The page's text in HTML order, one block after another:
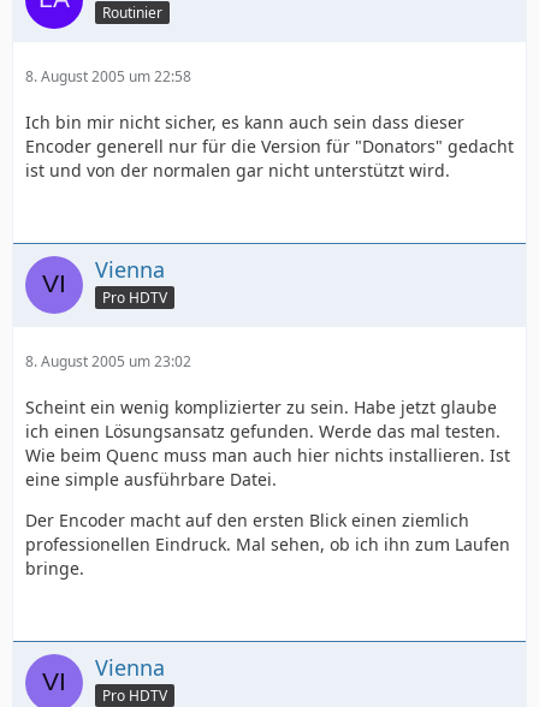
Routinier
8. August 2005 um 22:58
Ich bin mir nicht sicher, es kann auch sein dass dieser
Encoder generell nur für die Version für "Donators" gedacht
ist und von der normalen gar nicht unterstützt wird.
Vienna
Pro HDTV
8. August 2005 um 23:02
Scheint ein wenig komplizierter zu sein. Habe jetzt glaube
ich einen Lösungsansatz gefunden. Werde das mal testen.
Wie beim Quenc muss man auch hier nichts installieren. Ist
eine simple ausführbare Datei.
Der Encoder macht auf den ersten Blick einen ziemlich
professionellen Eindruck. Mal sehen, ob ich ihn zum Laufen
bringe.
Vienna
Pro HDTV